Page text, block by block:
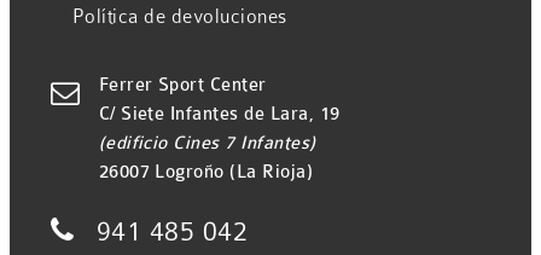
Política de devoluciones

Ferrer Sport Center
C/ Siete Infantes de Lara, 19
(edificio Cines 7 Infantes)
26007 Logroño (La Rioja)
 941 485 042